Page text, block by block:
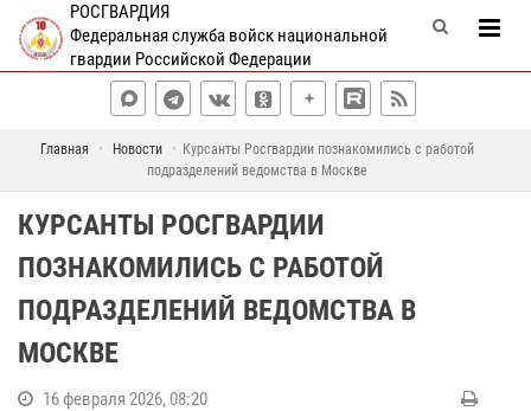
РОСГВАРДИЯ
Федеральная служба войск национальной
гвардии Российской Федерации
Главная Новости
Курсанты Росгвардии познакомились с работой
подразделений ведомства в Москве
КУРСАНТЫ РОСГВАРДИИ
ПОЗНАКОМИЛИСЬ С РАБОТОЙ
ПОДРАЗДЕЛЕНИЙ ВЕДОМСТВА В
МОСКВЕ
16 февраля 2026, 08:20